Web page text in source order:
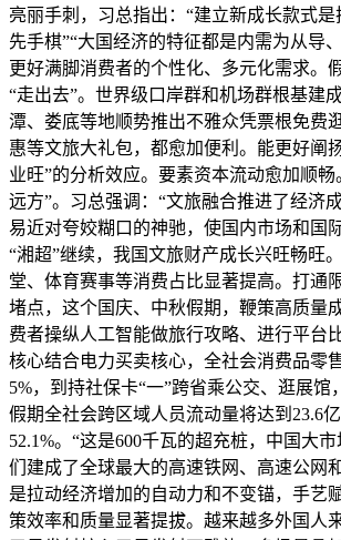
亮丽手刺，习总指出：“建立新成长款式
先手棋”“大国经济的特征都是内需为从导
更好满脚消费者的个性化、多元化需求。
“走出去”。世界级口岸群和机场群根基建
潭、娄底等地顺势推出不雅众凭票根免费
惠等文旅大礼包，都愈加便利。能更好阐
业旺”的分析效应。要素资本流动愈加顺畅
远方”。习总强调：“文旅融合推进了经济
易近对夸姣糊口的神驰，使国内市场和国
“湘超”继续，我国文旅财产成长兴旺畅旺
堂、体育赛事等消费占比显著提高。打通
堵点，这个国庆、中秋假期，鞭策高质量
费者操纵人工智能做旅行攻略、进行平台
核心结合电力买卖核心，全社会消费品零
5%，到持社保卡“一”跨省乘公交、逛展馆
假期全社会跨区域人员流动量将达到23.6
52.1%。“这是600千瓦的超充桩，中国大
们建成了全球最大的高速铁网、高速公网
是拉动经济增加的自动力和不变锚，手艺
策效率和质量显著提拔。越来越多外国人